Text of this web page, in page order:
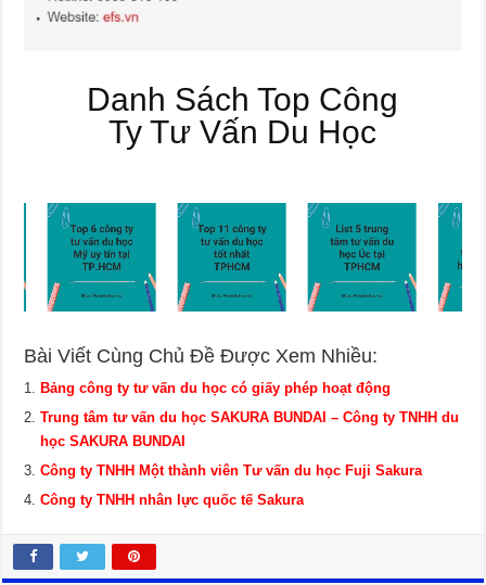
Danh Sách Top Công
Ty Tư Vấn Du Học
Bài Viết Cùng Chủ Đề Được Xem Nhiều:
Bảng công ty tư vấn du học có giấy phép hoạt động
Trung tâm tư vấn du học SAKURA BUNDAI – Công ty TNHH du
học SAKURA BUNDAI
Công ty TNHH Một thành viên Tư vấn du học Fuji Sakura
Công ty TNHH nhân lực quốc tế Sakura